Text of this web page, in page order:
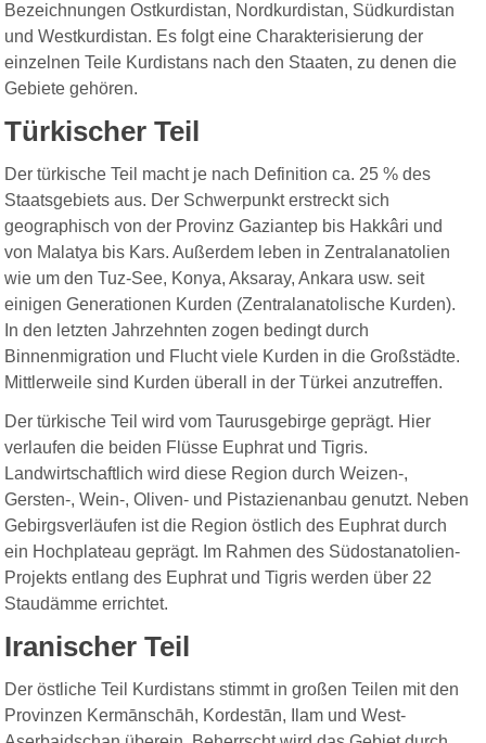
Bezeichnungen Ostkurdistan, Nordkurdistan, Südkurdistan
und Westkurdistan. Es folgt eine Charakterisierung der
einzelnen Teile Kurdistans nach den Staaten, zu denen die
Gebiete gehören.
Türkischer Teil
Der türkische Teil macht je nach Definition ca. 25 % des
Staatsgebiets aus. Der Schwerpunkt erstreckt sich
geographisch von der Provinz Gaziantep bis Hakkâri und
von Malatya bis Kars. Außerdem leben in Zentralanatolien
wie um den Tuz-See, Konya, Aksaray, Ankara usw. seit
einigen Generationen Kurden (Zentralanatolische Kurden).
In den letzten Jahrzehnten zogen bedingt durch
Binnenmigration und Flucht viele Kurden in die Großstädte.
Mittlerweile sind Kurden überall in der Türkei anzutreffen.
Der türkische Teil wird vom Taurusgebirge geprägt. Hier
verlaufen die beiden Flüsse Euphrat und Tigris.
Landwirtschaftlich wird diese Region durch Weizen-,
Gersten-, Wein-, Oliven- und Pistazienanbau genutzt. Neben
Gebirgsverläufen ist die Region östlich des Euphrat durch
ein Hochplateau geprägt. Im Rahmen des Südostanatolien-
Projekts entlang des Euphrat und Tigris werden über 22
Staudämme errichtet.
Iranischer Teil
Der östliche Teil Kurdistans stimmt in großen Teilen mit den
Provinzen Kermānschāh, Kordestān, Ilam und West-